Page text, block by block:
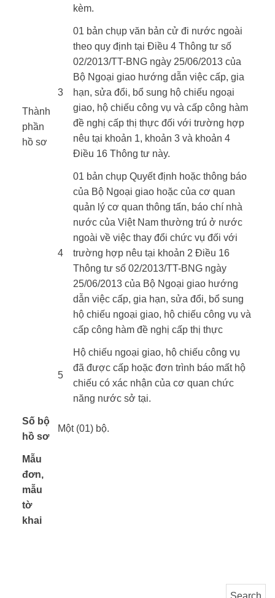
Thành
phần
hồ sơ ​
kèm.
​3
​01 bản chụp văn bản cử đi nước ngoài
theo quy định tại Điều 4 Thông tư số
02/2013/TT-BNG ngày 25/06/2013 của
Bộ Ngoại giao hướng dẫn việc cấp, gia
hạn, sửa đổi, bổ sung hộ chiếu ngoại
giao, hộ chiếu công vụ và cấp công hàm
đề nghị cấp thị thực đối với trường hợp
nêu tại khoản 1, khoản 3 và khoản 4
Điều 16 Thông tư này.
4​
​01 bản chụp Quyết định hoặc thông báo
của Bộ Ngoại giao hoặc của cơ quan
quản lý cơ quan thông tấn, báo chí nhà
nước của Việt Nam thường trú ở nước
ngoài về việc thay đổi chức vụ đối với
trường hợp nêu tại khoản 2 Điều 16
Thông tư số 02/2013/TT-BNG ngày
25/06/2013 của Bộ Ngoại giao hướng
dẫn việc cấp, gia hạn, sửa đổi, bổ sung
hộ chiếu ngoại giao, hộ chiếu công vụ và
cấp công hàm đề nghị cấp thị thực
​5
​Hộ chiếu ngoại giao, hộ chiếu công vụ
đã được cấp hoặc đơn trình báo mất hộ
chiếu có xác nhận của cơ quan chức
năng nước sở tại.
Số bộ
hồ sơ
Một (01) bộ.​ ​
Mẫu
đơn,
mẫu
tờ
khai